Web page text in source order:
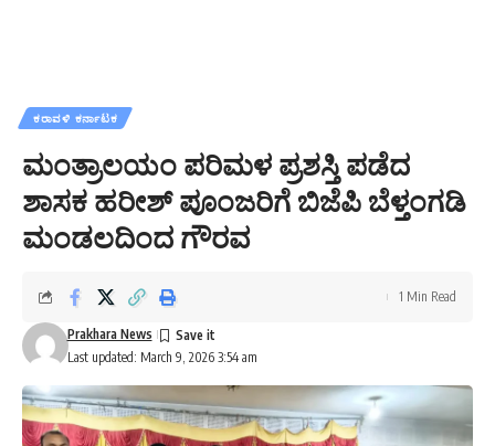
ಕರಾವಳಿ ಕರ್ನಾಟಕ
ಮಂತ್ರಾಲಯಂ ಪರಿಮಳ ಪ್ರಶಸ್ತಿ ಪಡೆದ
ಶಾಸಕ ಹರೀಶ್ ಪೂಂಜರಿಗೆ ಬಿಜೆಪಿ ಬೆಳ್ತಂಗಡಿ
ಮಂಡಲದಿಂದ ಗೌರವ
Last updated: March 9, 2026 3:54 am
Prakhara News
1 Min Read